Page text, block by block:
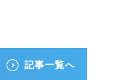
記事一覧へ